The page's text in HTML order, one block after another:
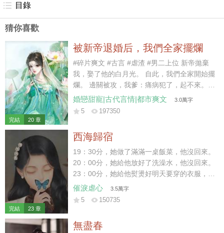
目錄
猜你喜歡
完結 20 章
被新帝退婚后，我們全家擺爛
#碎片爽文 #古言 #虐渣 #男二上位 新帝拋棄
我，娶了他的白月光。 自此，我們全家開始擺
爛。 邊關被攻，我爹：痛病犯了，起不來。
京內治安不好，我哥：休年假，勿擾。 戶部沒
錢，我娘：窮，借不了。 新帝暴怒：你們算什
了。 白月光二哥被新帝拎出去探案，三天嚇傻
了。 白月光她娘為了給女兒撐場面，棺材本都
借沒了。 喲呼~一直擺爛，一直爽~~~
婚戀甜寵|古代言情|都市爽文 3.0萬字
5 197350
完結 23 章
西海歸宿
19：30分，她做了滿滿一桌飯菜，他沒回來。
20：00分，她給他放好了洗澡水，他沒回來。
23：00分，她給他熨燙好明天要穿的衣服，他
沒回來。 23：59分，她守著一桌早已涼透的
飯菜和一個空蕩蕩的家。 門外突然傳來響聲，
于是他便每天最後一秒踏入家門，絕不會多一
催淚虐心 3.5萬字
5 150735
無盡春